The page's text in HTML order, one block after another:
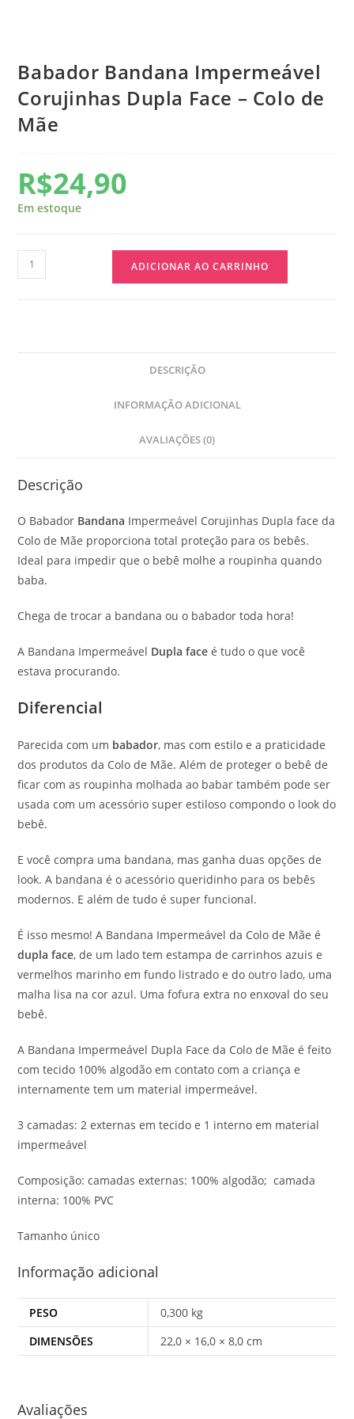
Babador Bandana Impermeável
Corujinhas Dupla Face – Colo de
Mãe
R$24,90
Em estoque
ADICIONAR AO CARRINHO
DESCRIÇÃO
INFORMAÇÃO ADICIONAL
AVALIAÇÕES (0)
Descrição
O Babador Bandana Impermeável Corujinhas Dupla face da
Colo de Mãe proporciona total proteção para os bebês.
Ideal para impedir que o bebê molhe a roupinha quando
baba.
Chega de trocar a bandana ou o babador toda hora!
A Bandana Impermeável Dupla face é tudo o que você
estava procurando.
Diferencial
Parecida com um babador, mas com estilo e a praticidade
dos produtos da Colo de Mãe. Além de proteger o bebê de
ficar com as roupinha molhada ao babar também pode ser
usada com um acessório super estiloso compondo o look do
bebê.
E você compra uma bandana, mas ganha duas opções de
look. A bandana é o acessório queridinho para os bebês
modernos. E além de tudo é super funcional.
É isso mesmo! A Bandana Impermeável da Colo de Mãe é
dupla face, de um lado tem estampa de carrinhos azuis e
vermelhos marinho em fundo listrado e do outro lado, uma
malha lisa na cor azul. Uma fofura extra no enxoval do seu
bebê.
A Bandana Impermeável Dupla Face da Colo de Mãe é feito
com tecido 100% algodão em contato com a criança e
internamente tem um material impermeável.
3 camadas: 2 externas em tecido e 1 interno em material
impermeável
Composição: camadas externas: 100% algodão; camada
interna: 100% PVC
Tamanho único
Informação adicional
PESO
0,300 kg
DIMENSÕES
22,0 × 16,0 × 8,0 cm
Avaliações